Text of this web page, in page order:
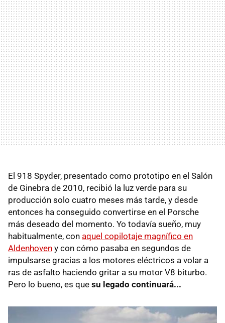
El 918 Spyder, presentado como prototipo en el Salón
de Ginebra de 2010, recibió la luz verde para su
producción solo cuatro meses más tarde, y desde
entonces ha conseguido convertirse en el Porsche
más deseado del momento. Yo todavía sueño, muy
habitualmente, con aquel copilotaje magnífico en
Aldenhoven y con cómo pasaba en segundos de
impulsarse gracias a los motores eléctricos a volar a
ras de asfalto haciendo gritar a su motor V8 biturbo.
Pero lo bueno, es que su legado continuará...